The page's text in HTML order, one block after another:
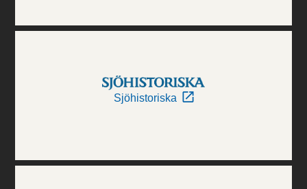
Sjöhistoriska